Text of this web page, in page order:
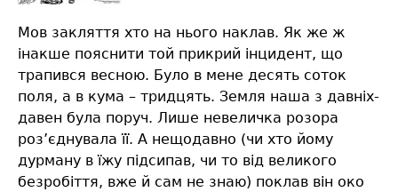
Мов закляття хто на нього наклав. Як же ж
інакше пояснити той прикрий інцидент, що
трапився весною. Було в мене десять соток
поля, а в кума – тридцять. Земля наша з давніх-
давен була поруч. Лише невеличка розора
роз’єднувала її. А нещодавно (чи хто йому
дурману в їжу підсипав, чи то від великого
безробіття, вже й сам не знаю) поклав він око